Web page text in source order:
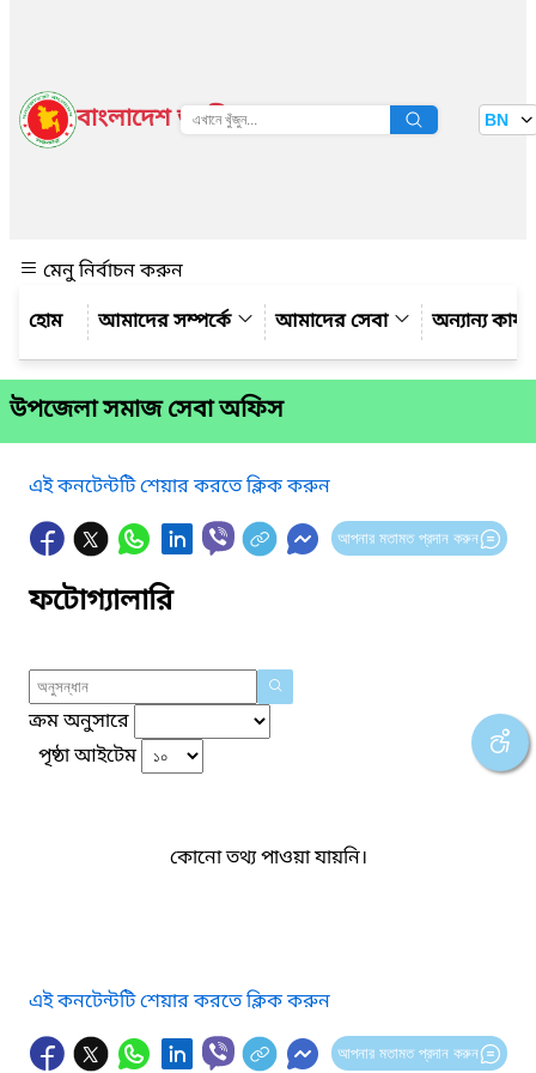
বাংলাদেশ জাতীয় তথ্য বাতায়ন BN
মেনু নির্বাচন করুন
আমাদের সম্পর্কে
আমাদের সেবা অন্যান্য
উপজেলা সমাজ সেবা অফিস
এই কনটেন্টটি শেয়ার করতে ক্লিক করুন
আপনার মতামত প্রদান করুন
ফটোগ্যালারি
ক্রম অনুসারে
পৃষ্ঠা আইটেম
কোনো তথ্য পাওয়া যায়নি।
এই কনটেন্টটি শেয়ার করতে ক্লিক করুন
আপনার মতামত প্রদান করুন